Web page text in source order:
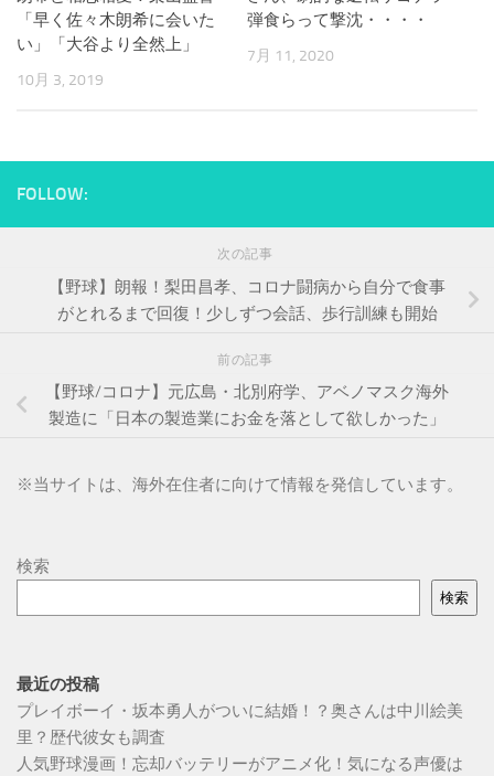
「早く佐々木朗希に会いた
い」「大谷より全然上」
10月 3, 2019
弾食らって撃沈・・・・
7月 11, 2020
FOLLOW:
次の記事
【野球】朗報！梨田昌孝、コロナ闘病から自分で食事
がとれるまで回復！少しずつ会話、歩行訓練も開始
前の記事
【野球/コロナ】元広島・北別府学、アベノマスク海外
製造に「日本の製造業にお金を落として欲しかった」
※当サイトは、海外在住者に向けて情報を発信しています。
検索
検索
最近の投稿
プレイボーイ・坂本勇人がついに結婚！？奥さんは中川絵美
里？歴代彼女も調査
人気野球漫画！忘却バッテリーがアニメ化！気になる声優は